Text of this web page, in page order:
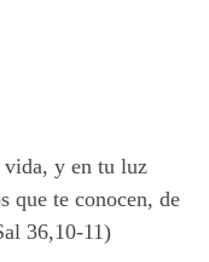
vida, y en tu luz
que te conocen, de
36,10-11)